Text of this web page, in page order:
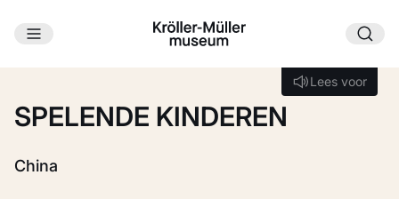
Ga naar hoofdinhoud
Lees voor
Lees voor
SPELENDE KINDEREN
China